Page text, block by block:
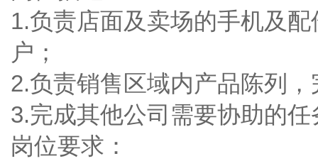
1.负责店面及卖场的手机及
户；
2.负责销售区域内产品陈列
3.完成其他公司需要协助的任
岗位要求：